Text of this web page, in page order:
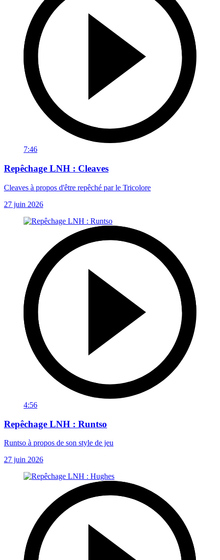
7:46
Repêchage LNH : Cleaves
Cleaves à propos d'être repêché par le Tricolore
27 juin 2026
4:56
Repêchage LNH : Runtso
Runtso à propos de son style de jeu
27 juin 2026